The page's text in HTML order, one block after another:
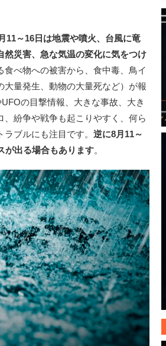
11～16日は地震や噴火、台風に竜
災害、急な気温の変化に気をつけ
べ物への被害から、食中毒、鳥イ
量発生、動物の大量死など）が報
の目撃情報、大きな事故、大き
紛争や戦争も起こりやすく、何ら
ブルにも注目です。 逆に8月11～
が出る場合もあります。